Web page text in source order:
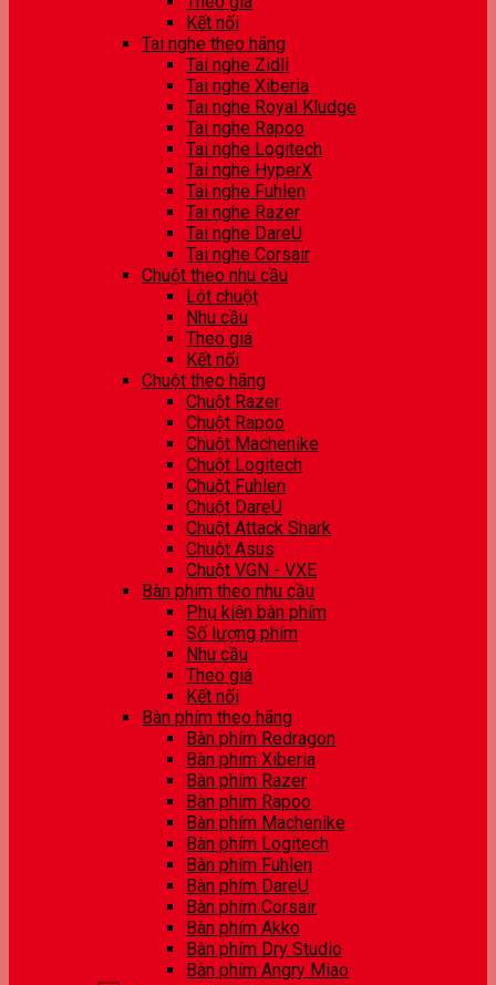
Kết nối
Tai nghe theo hãng
Tai nghe Zidli
Tai nghe Xiberia
Tai nghe Royal Kludge
Tai nghe Rapoo
Tai nghe Logitech
Tai nghe HyperX
Tai nghe Fuhlen
Tai nghe Razer
Tai nghe DareU
Tai nghe Corsair
Chuột theo nhu cầu
Lót chuột
Nhu cầu
Theo giá
Kết nối
Chuột theo hãng
Chuột Razer
Chuột Rapoo
Chuột Machenike
Chuột Logitech
Chuột Fuhlen
Chuột DareU
Chuột Attack Shark
Chuột Asus
Chuột VGN - VXE
Bàn phím theo nhu cầu
Phụ kiện bàn phím
Số lượng phím
Nhu cầu
Theo giá
Kết nối
Bàn phím theo hãng
Bàn phím Redragon
Bàn phím Xiberia
Bàn phím Razer
Bàn phím Rapoo
Bàn phím Machenike
Bàn phím Logitech
Bàn phím Fuhlen
Bàn phím DareU
Bàn phím Corsair
Bàn phím Akko
Bàn phím Dry Studio
Bàn phím Angry Miao